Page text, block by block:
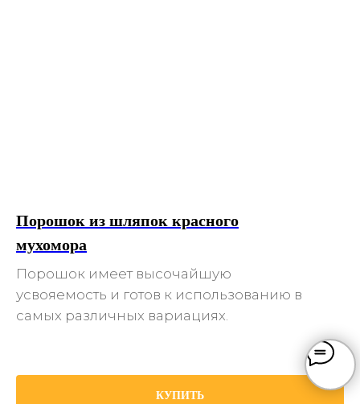
Порошок из шляпок красного
мухомора
Порошок имеет высочайшую
усвояемость и готов к использованию в
самых различных вариациях.
КУПИТЬ